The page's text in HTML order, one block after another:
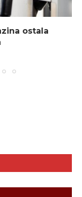
ostala